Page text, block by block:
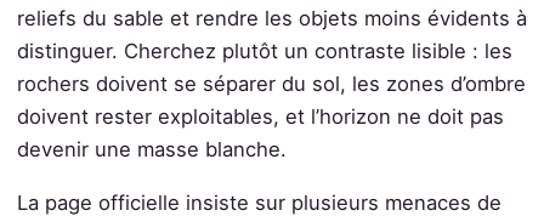
reliefs du sable et rendre les objets moins évidents à
distinguer. Cherchez plutôt un contraste lisible : les
rochers doivent se séparer du sol, les zones d’ombre
doivent rester exploitables, et l’horizon ne doit pas
devenir une masse blanche.
La page officielle insiste sur plusieurs menaces de